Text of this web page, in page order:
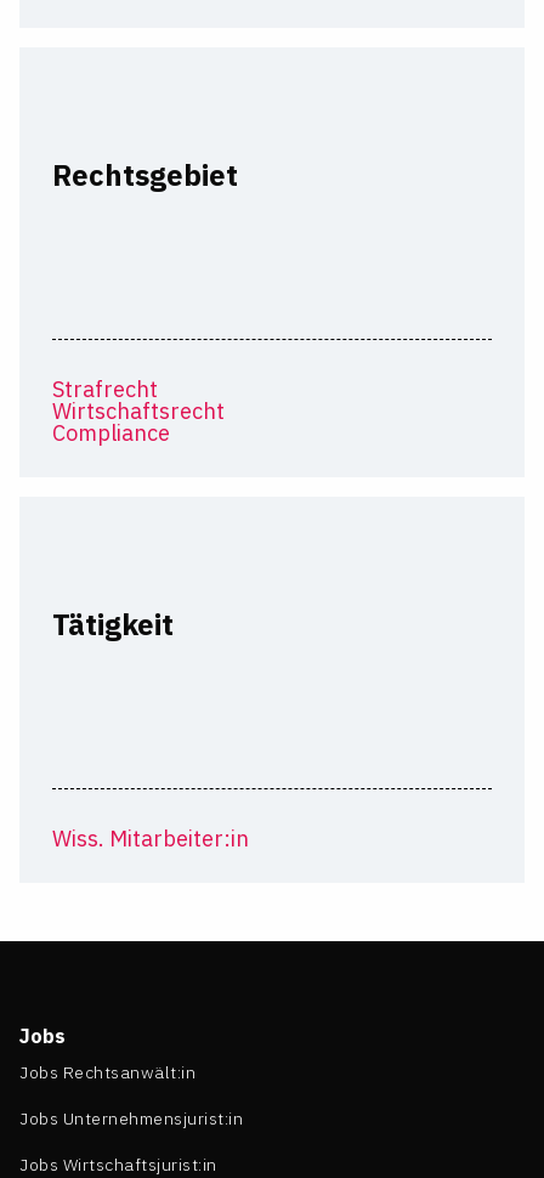
Rechtsgebiet
Strafrecht
Wirtschaftsrecht
Compliance
Tätigkeit
Wiss. Mitarbeiter:in
Jobs
Jobs Rechtsanwält:in
Jobs Unternehmensjurist:in
Jobs Wirtschaftsjurist:in